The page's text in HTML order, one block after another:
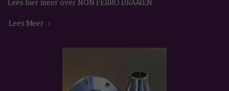
Lees hier meer over NON FERRO DRAAIEN
Lees Meer